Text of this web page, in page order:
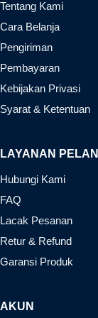
Tentang Kami
Cara Belanja
Pengiriman
Pembayaran
Kebijakan Privasi
Syarat & Ketentuan
LAYANAN
Hubungi Kami
FAQ
Lacak Pesanan
Retur & Refund
Garansi Produk
AKUN